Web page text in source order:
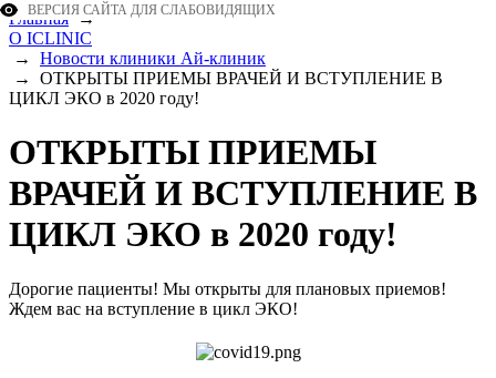
ВЕРСИЯ САЙТА ДЛЯ СЛАБОВИДЯЩИХ
Главная→
О ICLINIC
→ Новости клиники Ай-клиник
→ ОТКРЫТЫ ПРИЕМЫ ВРАЧЕЙ И ВСТУПЛЕНИЕ В
ЦИКЛ ЭКО в 2020 году!
ОТКРЫТЫ ПРИЕМЫ
ВРАЧЕЙ И ВСТУПЛЕНИЕ В
ЦИКЛ ЭКО в 2020 году!
Дорогие пациенты! Мы открыты для плановых приемов!
Ждем вас на вступление в цикл ЭКО!